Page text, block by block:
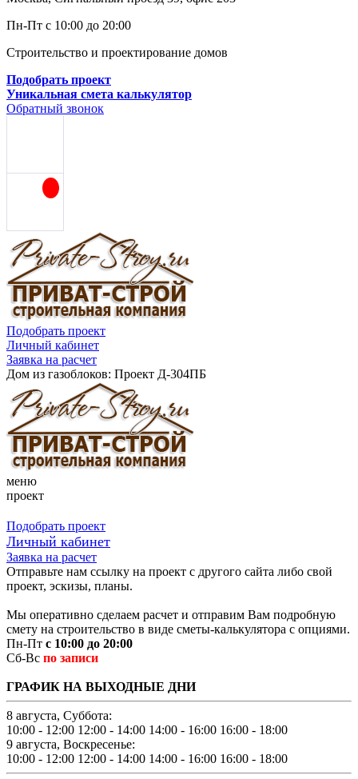
Пн-Пт с 10:00 до 20:00
Строительство и проектирование домов
Подобрать проект
Уникальная смета калькулятор
Обратный звонок
Подобрать проект
Личный кабинет
Заявка на расчет
Дом из газоблоков: Проект Д-304ПБ
меню
проект
Подобрать проект
Личный кабинет
Заявка на расчет
Отправьте нам ссылку на проект с другого сайта либо свой
проект, эскизы, планы.
Мы оперативно сделаем расчет и отправим Вам подробную
смету на строительство в виде сметы-калькулятора с опциями.
Пн-Пт с 10:00 до 20:00
Сб-Вс по записи
ГРАФИК НА ВЫХОДНЫЕ ДНИ
8 августа, Суббота:
10:00 - 12:00 12:00 - 14:00 14:00 - 16:00 16:00 - 18:00
9 августа, Воскресенье:
10:00 - 12:00 12:00 - 14:00 14:00 - 16:00 16:00 - 18:00